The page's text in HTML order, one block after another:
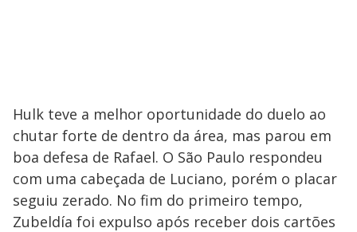
Hulk teve a melhor oportunidade do duelo ao
chutar forte de dentro da área, mas parou em
boa defesa de Rafael. O São Paulo respondeu
com uma cabeçada de Luciano, porém o placar
seguiu zerado. No fim do primeiro tempo,
Zubeldía foi expulso após receber dois cartões